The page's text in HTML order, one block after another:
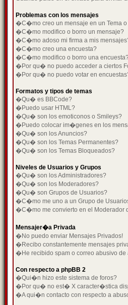
Problemas con los mensajes
�C�mo creo un mensaje en un Tema o
�C�mo modifico o borro un mensaje?
�C�mo adoso mi firma a mis
�C�mo creo una encuesta?
�C�mo modifico o borro una
�Por qu� no puedo acceder a ciertos
�Por qu� no puedo votar en
Formatos y tipos de temas
�Qu� es BBCode?
�Puedo usar HTML?
�Qu� son los emoticonos o Smileys?
�Puedo colocar im�genes en los
�Qu� son los Anuncios?
�Qu� son los Temas Permanentes?
�Qu� son los Temas Bloqueados?
Niveles de Usuarios y Grupos
�Qu� son los Administradores?
�Qu� son los Moderadores?
�Qu� son Grupos de Usuarios?
�C�mo me uno a un Grupo de
�C�mo me convierto en el Moderador
Mensajer�a Privada
�No puedo enviar Mensajes Privados!
�Recibo constantemente mensajes
�He recibido spam o correo abusivo de
Con respecto a phpBB 2
�Qui�n hizo este sistema de foros?
�Por qu� no est� X caracter�stica
�A qui�n contacto con respecto a